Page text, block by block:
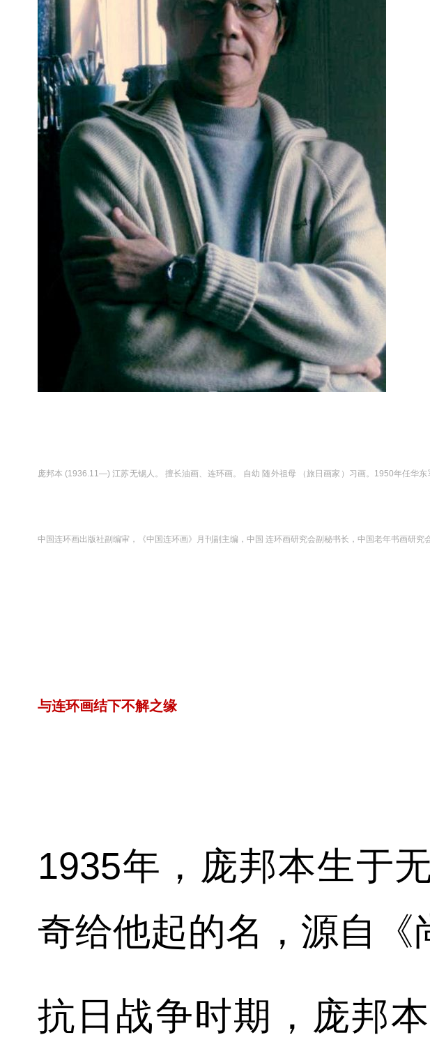
庞邦本 (1936.11—) 江苏无锡人。 擅长油画、连环画。 自幼 随外祖母 （旅日画家）习画。1950年任华
中国连环画出版社副编审，《中国连环画》月刊副主编，中国 连环画研究会副秘书长，中国老年书画研
与连环画结下不解之缘
1935年，庞邦本生于
奇给他起的名，源自
抗日战争时期，庞邦